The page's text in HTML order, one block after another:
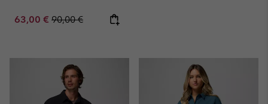
Sale price:
63,00 € Regular price:
90,00 €